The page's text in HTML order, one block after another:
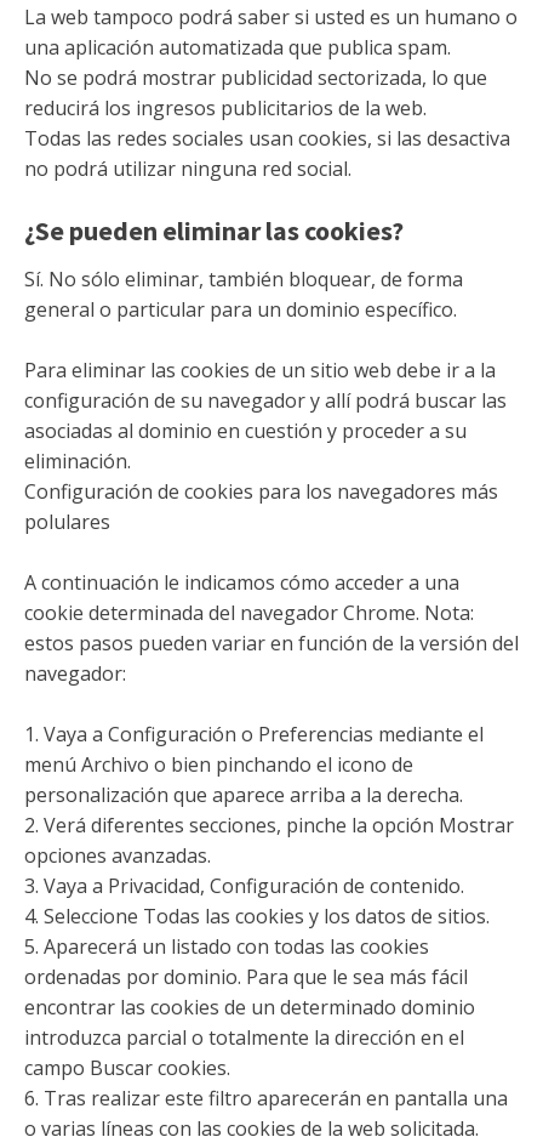
La web tampoco podrá saber si usted es un humano o
una aplicación automatizada que publica spam.
No se podrá mostrar publicidad sectorizada, lo que
reducirá los ingresos publicitarios de la web.
Todas las redes sociales usan cookies, si las desactiva
no podrá utilizar ninguna red social.
¿Se pueden eliminar las cookies?
Sí. No sólo eliminar, también bloquear, de forma
general o particular para un dominio específico.
Para eliminar las cookies de un sitio web debe ir a la
configuración de su navegador y allí podrá buscar las
asociadas al dominio en cuestión y proceder a su
eliminación.
Configuración de cookies para los navegadores más
polulares
A continuación le indicamos cómo acceder a una
cookie determinada del navegador Chrome. Nota:
estos pasos pueden variar en función de la versión del
navegador:
1. Vaya a Configuración o Preferencias mediante el
menú Archivo o bien pinchando el icono de
personalización que aparece arriba a la derecha.
2. Verá diferentes secciones, pinche la opción Mostrar
opciones avanzadas.
3. Vaya a Privacidad, Configuración de contenido.
4. Seleccione Todas las cookies y los datos de sitios.
5. Aparecerá un listado con todas las cookies
ordenadas por dominio. Para que le sea más fácil
encontrar las cookies de un determinado dominio
introduzca parcial o totalmente la dirección en el
campo Buscar cookies.
6. Tras realizar este filtro aparecerán en pantalla una
o varias líneas con las cookies de la web solicitada.